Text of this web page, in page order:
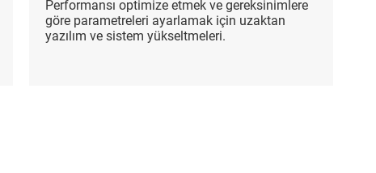
Performansı optimize etmek ve gereksinimlere
göre parametreleri ayarlamak için uzaktan
yazılım ve sistem yükseltmeleri.